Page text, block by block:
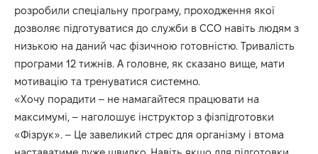
розробили спеціальну програму, проходження якої
дозволяє підготуватися до служби в ССО навіть людям з
низькою на даний час фізичною готовністю. Тривалість
програми 12 тижнів. А головне, як сказано вище, мати
мотивацію та тренуватися системно.
«Хочу порадити – не намагайтеся працювати на
максимумі, – наголошує інструктор з фізпідготовки
«Фізрук». – Це завеликий стрес для організму і втома